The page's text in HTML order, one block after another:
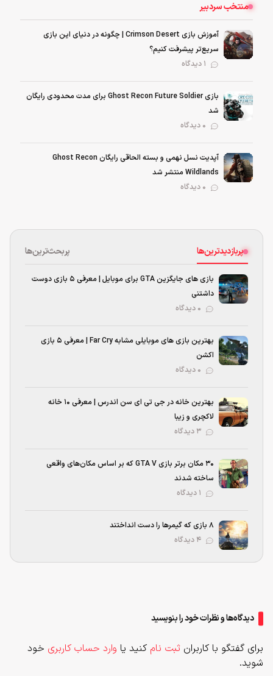
منتخب سردبیر
آموزش بازی Crimson Desert | چگونه در دنیای این بازی
سریع‌تر پیشرفت کنیم؟
بازی Ghost Recon Future Soldier برای مدت محدودی رایگان
شد
آپدیت نسل نهمی و بسته الحاقی رایگان Ghost Recon
Wildlands منتشر شد
پربازدیدترین‌ها پربحث‌ترین‌ها
بازی های جایگزین GTA برای موبایل | معرفی ۵ بازی دوست
داشتنی
بهترین بازی‌ های موبایلی مشابه Far Cry | معرفی ۵ بازی
اکشن
بهترین خانه در جی تی ای سن اندرس | معرفی ۱۰ خانه
لاکچری و زیبا
۳۰ مکان برتر بازی GTA V که بر اساس مکان‌های واقعی
ساخته شدند
۸ بازی که گیمرها را دست انداختند
دیدگاه‌ها و نظرات خود را بنویسید
برای گفتگو با کاربران ثبت نام کنید یا وارد حساب کاربری خود
شوید.